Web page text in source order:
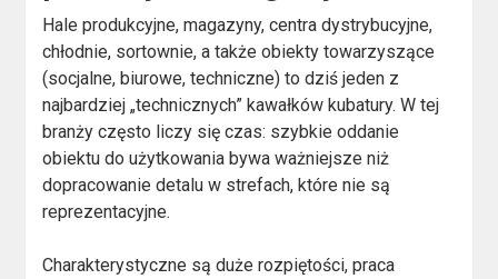
Hale produkcyjne, magazyny, centra dystrybucyjne,
chłodnie, sortownie, a także obiekty towarzyszące
(socjalne, biurowe, techniczne) to dziś jeden z
najbardziej „technicznych” kawałków kubatury. W tej
branży często liczy się czas: szybkie oddanie
obiektu do użytkowania bywa ważniejsze niż
dopracowanie detalu w strefach, które nie są
reprezentacyjne.
Charakterystyczne są duże rozpiętości, praca